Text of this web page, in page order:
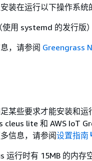
装在运行以下操作系统
使用 systemd 的发行版）
，请参阅 Greengrass
某些要求才能安装和运
cleus lite 和 AWS IoT
信息，请参阅设置指南
运行时有 15MB 的内存